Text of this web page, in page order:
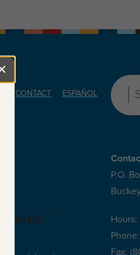
Close
CONTACT
ESPAÑOL
®
P.O.
Hours:
Phone:
Fax: